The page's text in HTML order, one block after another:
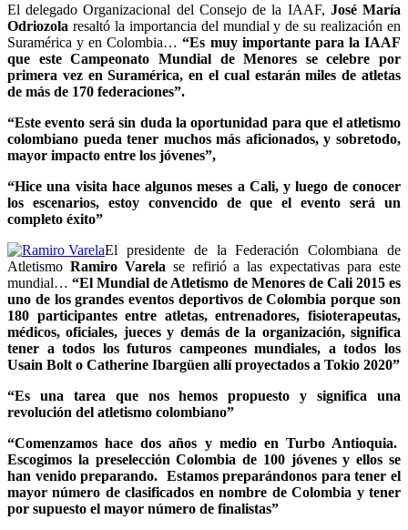
El delegado Organizacional del Consejo de la IAAF, José María
Odriozola resaltó la importancia del mundial y de su realización en
Suramérica y en Colombia…“Es muy importante para la IAAF
que este Campeonato Mundial de Menores se celebre por
primera vez en Suramérica, en el cual estarán miles de atletas
de más de 170 federaciones”.
“Este evento será sin duda la oportunidad para que el atletismo
colombiano pueda tener muchos más aficionados, y sobretodo,
mayor impacto entre los jóvenes”,
“Hice una visita hace algunos meses a Cali, y luego de conocer
los escenarios, estoy convencido de que el evento será un
completo éxito”
El presidente de la Federación Colombiana de
Atletismo Ramiro Varela se refirió a las expectativas para este
mundial…“El Mundial de Atletismo de Menores de Cali 2015 es
uno de los grandes eventos deportivos de Colombia porque son
180 participantes entre atletas, entrenadores, fisioterapeutas,
médicos, oficiales, jueces y demás de la organización, significa
tener a todos los futuros campeones mundiales, a todos los
Usain Bolt o Catherine Ibargüen allí proyectados a Tokio 2020”
“Es una tarea que nos hemos propuesto y significa una
revolución del atletismo colombiano”
“Comenzamos hace dos años y medio en Turbo Antioquia.
Escogimos la preselección Colombia de 100 jóvenes y ellos se
han venido preparando. Estamos preparándonos para tener el
mayor número de clasificados en nombre de Colombia y tener
por supuesto el mayor número de finalistas”